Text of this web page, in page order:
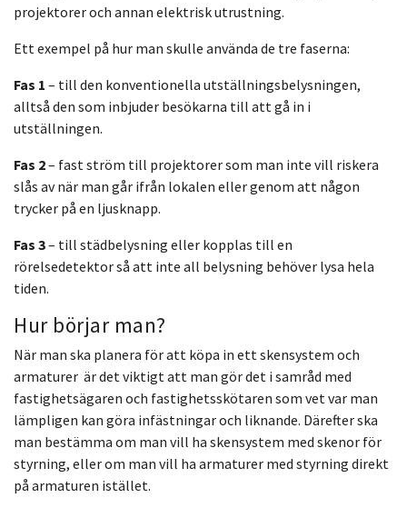
projektorer och annan elektrisk utrustning.
Ett exempel på hur man skulle använda de tre faserna:
Fas 1 – till den konventionella utställningsbelysningen,
alltså den som inbjuder besökarna till att gå in i
utställningen.
Fas 2– fast ström till projektorer som man inte vill riskera
slås av när man går ifrån lokalen eller genom att någon
trycker på en ljusknapp.
Fas 3– till städbelysning eller kopplas till en
rörelsedetektor så att inte all belysning behöver lysa hela
tiden.
Hur börjar man?
När man ska planera för att köpa in ett skensystem och
armaturer är det viktigt att man gör det i samråd med
fastighetsägaren och fastighetsskötaren som vet var man
lämpligen kan göra infästningar och liknande. Därefter ska
man bestämma om man vill ha skensystem med skenor för
styrning, eller om man vill ha armaturer med styrning direkt
på armaturen istället.